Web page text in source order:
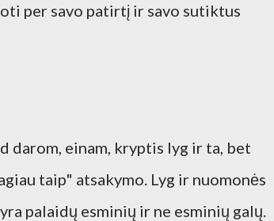
per savo patirtį ir savo sutiktus
darom, einam, kryptis lyg ir ta, bet
taip" atsakymo. Lyg ir nuomonės
palaidų esminių ir ne esminių galų.